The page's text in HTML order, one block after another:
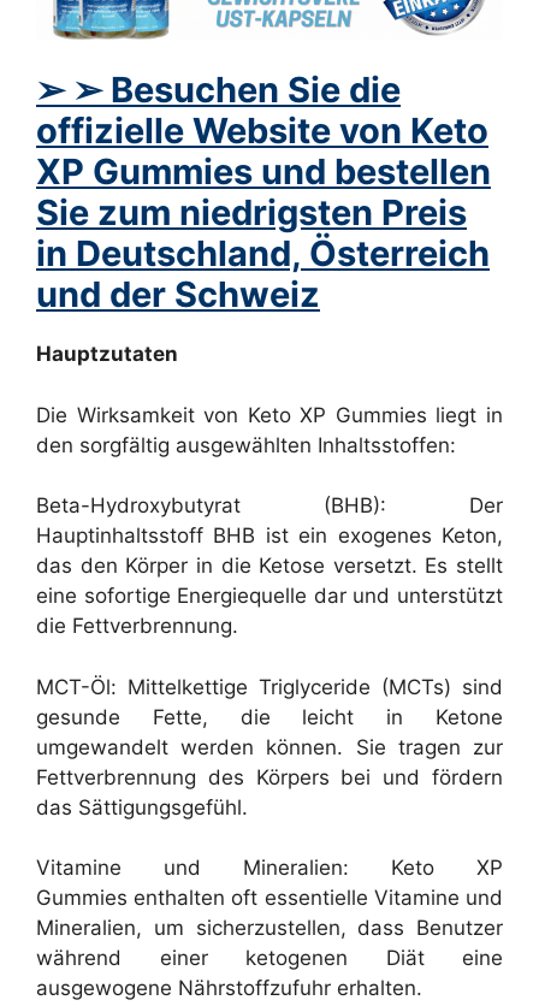
➢ ➢ Besuchen Sie die
offizielle Website von Keto
XP Gummies und bestellen
Sie zum niedrigsten Preis
in Deutschland, Österreich
und der Schweiz
Hauptzutaten
Die Wirksamkeit von Keto XP Gummies liegt in
den sorgfältig ausgewählten Inhaltsstoffen:
Beta-Hydroxybutyrat (BHB): Der
Hauptinhaltsstoff BHB ist ein exogenes Keton,
das den Körper in die Ketose versetzt. Es stellt
eine sofortige Energiequelle dar und unterstützt
die Fettverbrennung.
MCT-Öl: Mittelkettige Triglyceride (MCTs) sind
gesunde Fette, die leicht in Ketone
umgewandelt werden können. Sie tragen zur
Fettverbrennung des Körpers bei und fördern
das Sättigungsgefühl.
Vitamine und Mineralien: Keto XP
Gummies enthalten oft essentielle Vitamine und
Mineralien, um sicherzustellen, dass Benutzer
während einer ketogenen Diät eine
ausgewogene Nährstoffzufuhr erhalten.